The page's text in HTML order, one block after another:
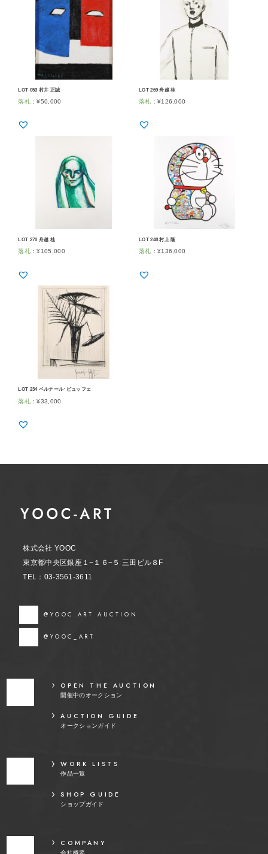
LOT 053 村井 正誠
落札 ：¥50,000
LOT 269 舟越 桂
落札 ： ¥126,000
LOT 270 舟越 桂
落札 ：¥105,000
LOT 248 村上 隆
落札 ： ¥136,000
LOT 234 ベルナール･ビュッフェ
落札 ：¥33,000
株式会社 YOOC
東京都中央区銀座１−１６−５ 三田ビル８F
TEL：03-3561-3611
@YOOC ART AUCTION
@YOOC_ART
OPEN THE AUCTION
開催中のオークション
AUCTION GUIDE
オークションガイド
WORK LISTS
作品一覧
SHOP GUIDE
ショップガイド
COMPANY
会社概要